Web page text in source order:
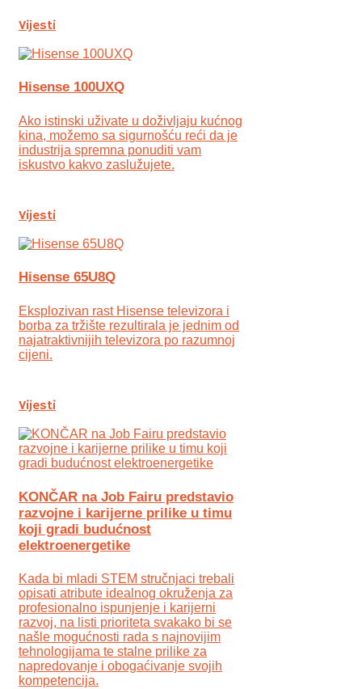
Vijesti
Hisense 100UXQ
Ako istinski uživate u doživljaju kućnog
kina, možemo sa sigurnošću reći da je
industrija spremna ponuditi vam
iskustvo kakvo zaslužujete.
Vijesti
Hisense 65U8Q
Eksplozivan rast Hisense televizora i
borba za tržište rezultirala je jednim od
najatraktivnijih televizora po razumnoj
cijeni.
Vijesti
KONČAR na Job Fairu predstavio
razvojne i karijerne prilike u timu
koji gradi budućnost
elektroenergetike
Kada bi mladi STEM stručnjaci trebali
opisati atribute idealnog okruženja za
profesionalno ispunjenje i karijerni
razvoj, na listi prioriteta svakako bi se
našle mogućnosti rada s najnovijim
tehnologijama te stalne prilike za
napredovanje i obogaćivanje svojih
kompetencija.